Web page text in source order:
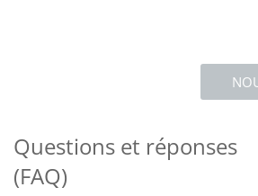
Questions et réponses
(FAQ)